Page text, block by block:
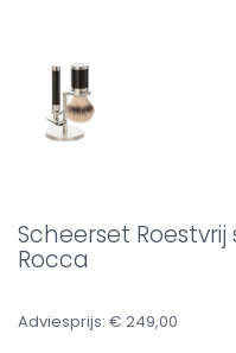
Scheerset
Rocca
Adviesprijs: € 249,00